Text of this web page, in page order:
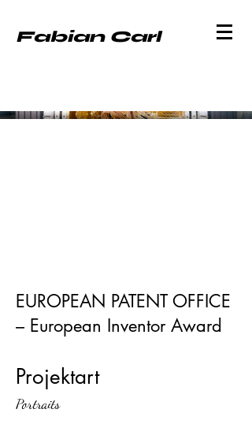
Fabian Carl
EUROPEAN PATENT OFFICE
– European Inventor Award
Projektart
Portraits